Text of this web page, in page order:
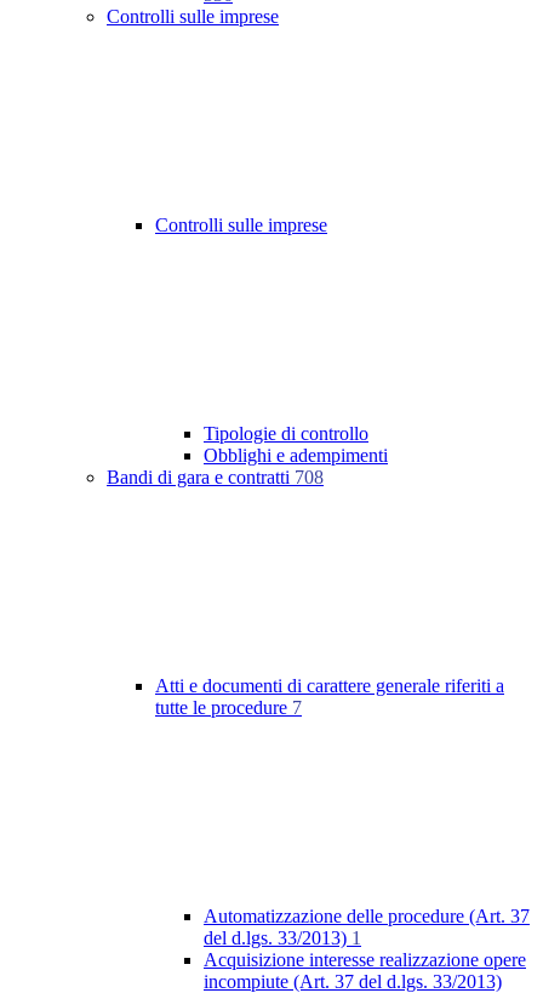
Controlli sulle imprese
Controlli sulle imprese
Tipologie di controllo
Obblighi e adempimenti
Bandi di gara e contratti 708
Atti e documenti di carattere generale riferiti a
tutte le procedure 7
Automatizzazione delle procedure (Art. 37
del d.lgs. 33/2013) 1
Acquisizione interesse realizzazione opere
incompiute (Art. 37 del d.lgs. 33/2013)